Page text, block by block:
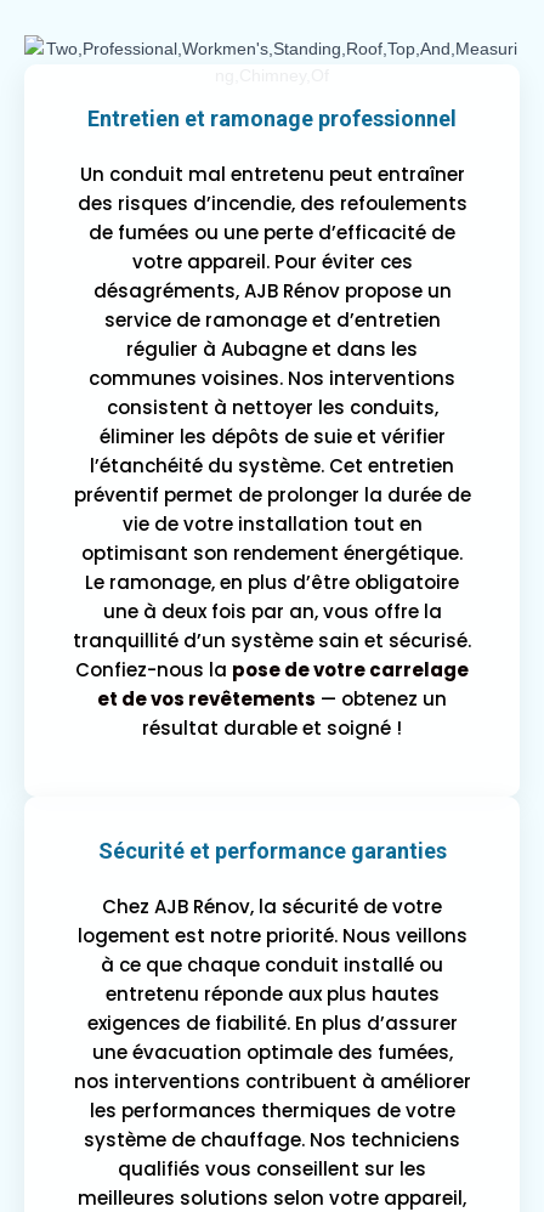
Entretien et ramonage professionnel
Un conduit mal entretenu peut entraîner
des risques d’incendie, des refoulements
de fumées ou une perte d’efficacité de
votre appareil. Pour éviter ces
désagréments, AJB Rénov propose un
service de ramonage et d’entretien
régulier à Aubagne et dans les
communes voisines. Nos interventions
consistent à nettoyer les conduits,
éliminer les dépôts de suie et vérifier
l’étanchéité du système. Cet entretien
préventif permet de prolonger la durée de
vie de votre installation tout en
optimisant son rendement énergétique.
Le ramonage, en plus d’être obligatoire
une à deux fois par an, vous offre la
tranquillité d’un système sain et sécurisé.
Confiez-nous la pose de votre carrelage
et de vos revêtements — obtenez un
résultat durable et soigné !
Sécurité et performance garanties
Chez AJB Rénov, la sécurité de votre
logement est notre priorité. Nous veillons
à ce que chaque conduit installé ou
entretenu réponde aux plus hautes
exigences de fiabilité. En plus d’assurer
une évacuation optimale des fumées,
nos interventions contribuent à améliorer
les performances thermiques de votre
système de chauffage. Nos techniciens
qualifiés vous conseillent sur les
meilleures solutions selon votre appareil,